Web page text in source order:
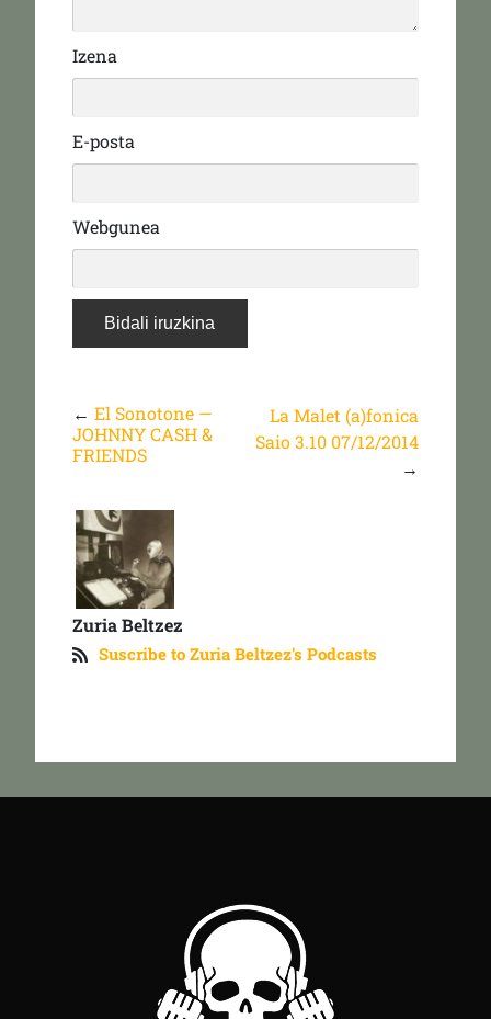
Izena
E-posta
Webgunea
← El Sonotone —
JOHNNY CASH &
FRIENDS
La Malet (a)fonica
Saio 3.10 07/12/2014
→
Zuria Beltzez
Suscribe to Zuria Beltzez's Podcasts